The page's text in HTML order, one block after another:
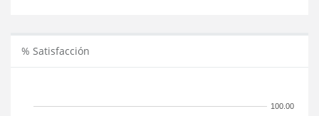
% Satisfacción
100.00